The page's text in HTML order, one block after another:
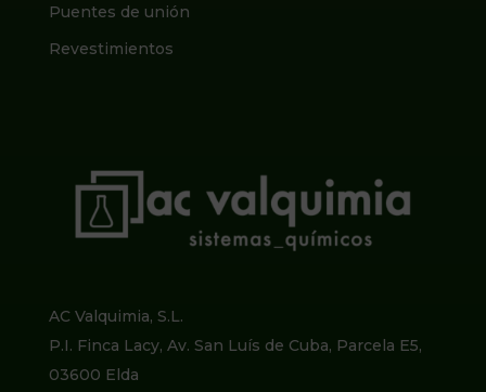
Puentes de unión
Revestimientos
AC Valquimia, S.L.
P.I. Finca Lacy, Av. San Luís de Cuba, Parcela E5,
03600 Elda